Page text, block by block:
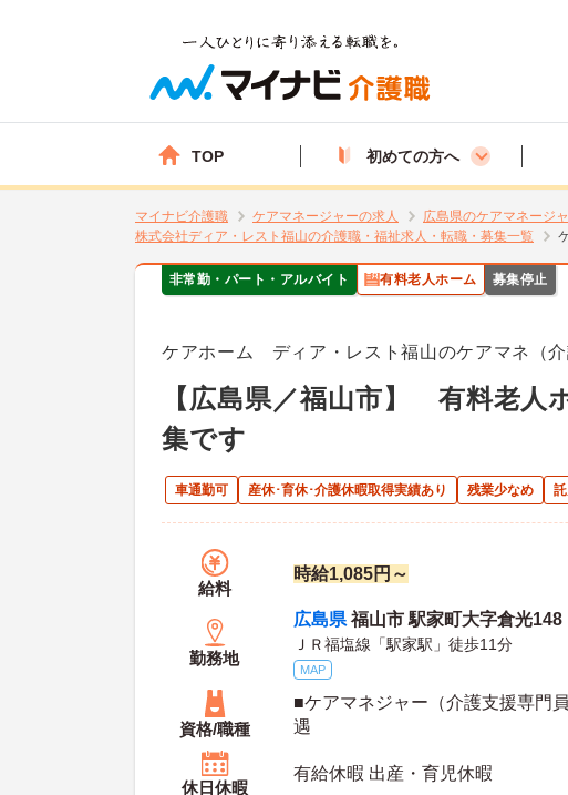
TOP 初めての方へ
マイナビ介護職 ケアマネージャーの求人 広島県のケアマネージ
株式会社ディア・レスト福山の介護職・福祉求人・転職・募集一覧
非常勤・パート・アルバイト 有料老人ホーム 募集停止
ケアホーム ディア・レスト福山のケアマネ（介
【広島県／福山市】 有料老人
集です
車通勤可 産休･育休･介護休暇取得実績あり 残業少なめ
給料
時給1,085円～
勤務地
広島県 福山市 駅家町大字倉光148
ＪＲ福塩線「駅家駅」徒歩11分
MAP
資格/職種
■ケアマネジャー（介護支援専門
遇
休日休暇
有給休暇 出産・育児休暇